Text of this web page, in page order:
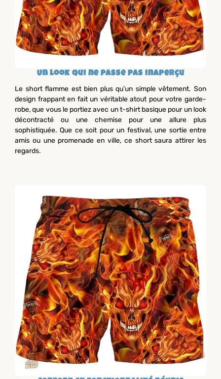
Un look qui ne passe pas inaperçu
Le short flamme est bien plus qu’un simple vêtement. Son
design frappant en fait un véritable atout pour votre garde-
robe, que vous le portiez avec un t-shirt basique pour un look
décontracté ou une chemise pour une allure plus
sophistiquée. Que ce soit pour un festival, une sortie entre
amis ou une promenade en ville, ce short saura attirer les
regards.